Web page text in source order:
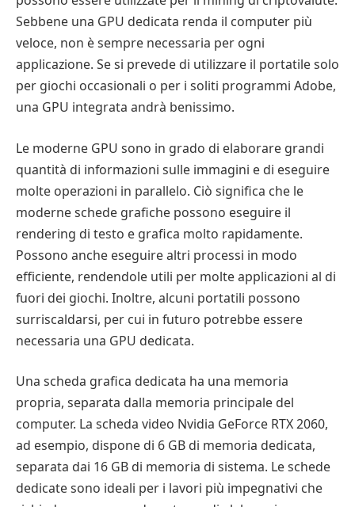
Sebbene una GPU dedicata renda il computer più
veloce, non è sempre necessaria per ogni
applicazione. Se si prevede di utilizzare il portatile solo
per giochi occasionali o per i soliti programmi Adobe,
una GPU integrata andrà benissimo.
Le moderne GPU sono in grado di elaborare grandi
quantità di informazioni sulle immagini e di eseguire
molte operazioni in parallelo. Ciò significa che le
moderne schede grafiche possono eseguire il
rendering di testo e grafica molto rapidamente.
Possono anche eseguire altri processi in modo
efficiente, rendendole utili per molte applicazioni al di
fuori dei giochi. Inoltre, alcuni portatili possono
surriscaldarsi, per cui in futuro potrebbe essere
necessaria una GPU dedicata.
Una scheda grafica dedicata ha una memoria
propria, separata dalla memoria principale del
computer. La scheda video Nvidia GeForce RTX 2060,
ad esempio, dispone di 6 GB di memoria dedicata,
separata dai 16 GB di memoria di sistema. Le schede
dedicate sono ideali per i lavori più impegnativi che